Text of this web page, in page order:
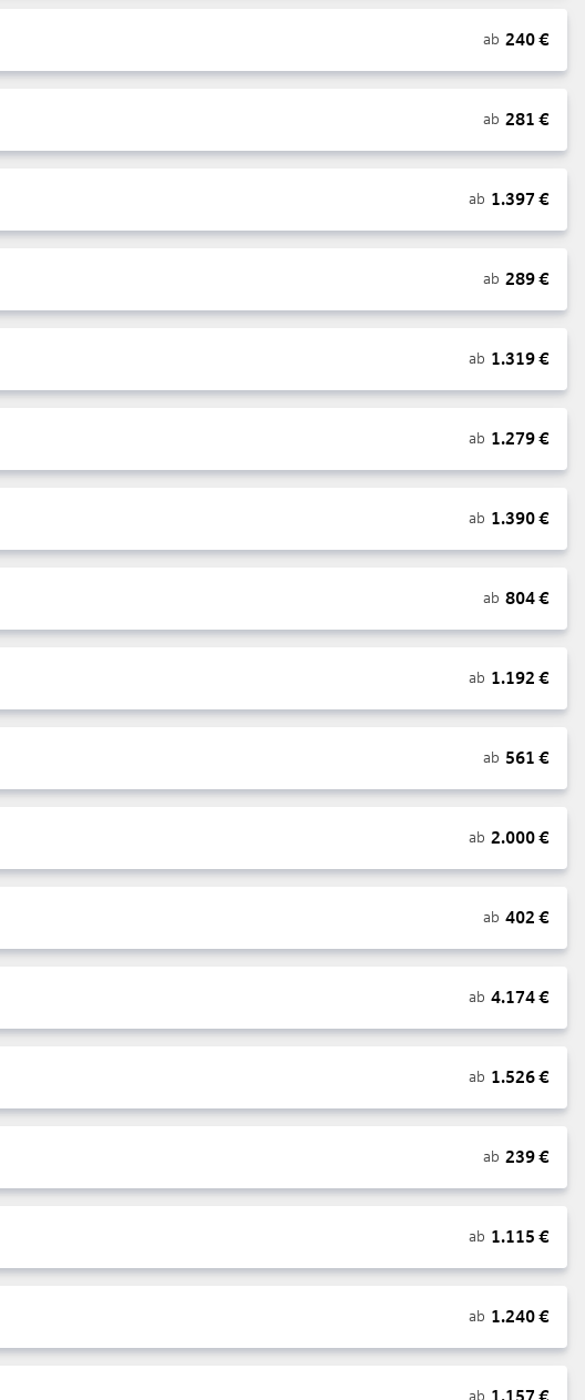
ab 240€
ab 281 €
ab 1.397 €
ab 289€
ab 1.319€
ab 1.279€
ab 1.390€
ab 804€
ab 1.192 €
ab 561 €
ab 2.000€
ab 402 €
ab 4.174€
ab 1.526€
ab 239€
ab 1.115 €
ab 1.240€
ab